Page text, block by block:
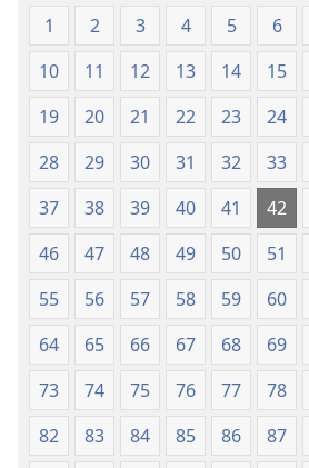
1 2 3 4 5 6
10
11 12 13 14 15
19
20 21 22 23 24
28
29 30 31 32 33
37
38 39 40 41 42
46
47 48 49 50 51
55
56 57 58 59 60
64
65 66 67 68 69
73
74 75 76 77 78
82
83 84 85 86 87